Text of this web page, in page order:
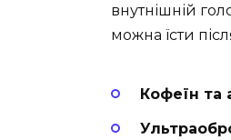
внутнішній
можна їсти
Кофеїн та